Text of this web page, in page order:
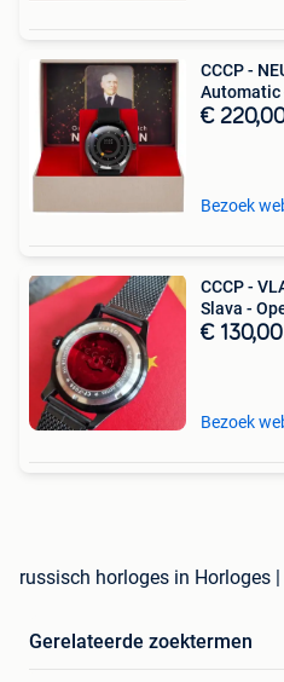
CCCP -
Automatic
€
Bezoek
CCCP -
Slava -
€ 130,00
Bezoek
russisch horloges in Horloges |
Gerelateerde zoektermen